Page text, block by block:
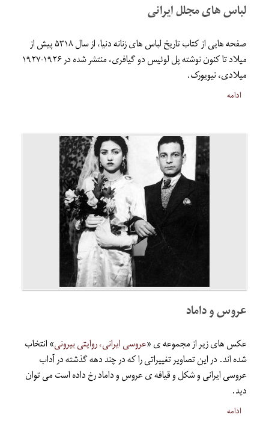
لباس های مجلل ایرانی
صفحه هایی از کتاب تاریخ لباس های زنانه دنیا، از سال ۵۳۱۸ پیش از
میلاد تا کنون نوشته پل لوئیس دو گیافری، منتشر شده در ۱۹۲۶-۱۹۲۷
میلادی، نیویورک.
ادامه
عروس و داماد
عکس های زیر از مجموعه ی «عروسی ایرانی، روایتی بیرونی» انتخاب
شده اند. در این تصاویر تغییراتی را که در چند دهه گذشته در آداب
عروسی ایرانی و شکل و قیافه ی عروس و داماد رخ داده است می توان
دید.
ادامه